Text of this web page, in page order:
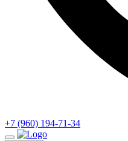
+7 (960) 194-71-34